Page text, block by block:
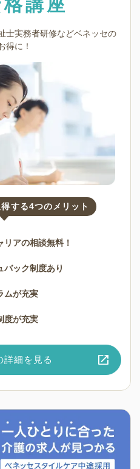
講座
士実務者研修などベネッセの
得に！
する4つのメリット
リアの相談無料！
バック制度あり
ムが充実
度が充実
詳細を見る